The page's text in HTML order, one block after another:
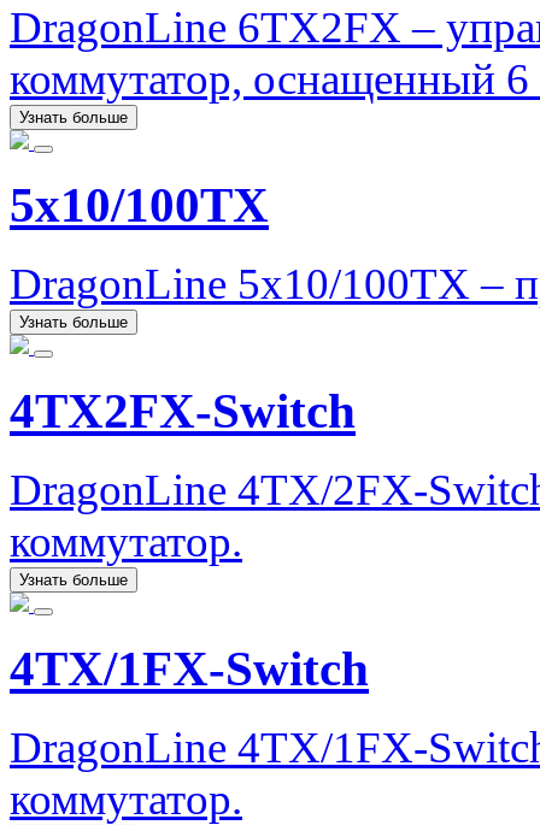
DragonLine 6TX2FX –
коммутатор, оснащенный
Узнать больше
5x10/100TX
DragonLine 5x10/100TX –
Узнать больше
4TX2FX-Switch
DragonLine 4TX/2FX-
коммутатор.
Узнать больше
4TX/1FX-Switch
DragonLine 4TX/1FX-
коммутатор.